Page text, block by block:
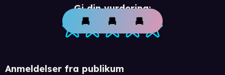
Gi din vurdering:
Anmeldelser fra publikum